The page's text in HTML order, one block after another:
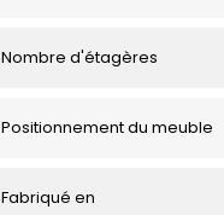
Nombre d'étagères
Positionnement du meuble
Fabriqué en